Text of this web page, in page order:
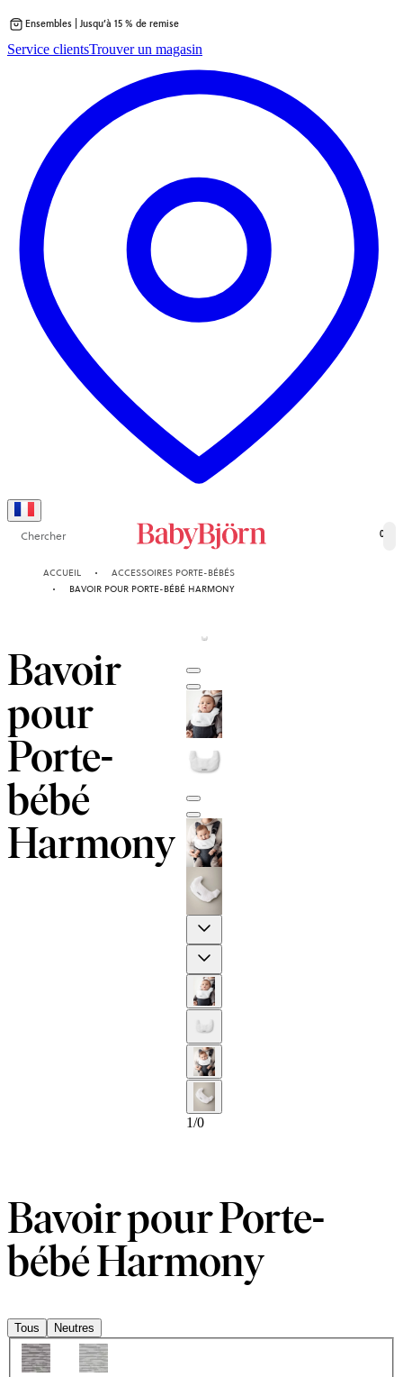
au
Ensembles | Jusqu’à 15 % de remise
Service clientsTrouver un magasin
Chercher 0
ACCUEIL
ACCESSOIRES PORTE-BÉBÉS
BAVOIR POUR PORTE-BÉBÉ HARMONY
Bavoir
pour
Porte-
bébé
Harmony
1/0
Bavoir pour Porte-
bébé Harmony
Tous Neutres